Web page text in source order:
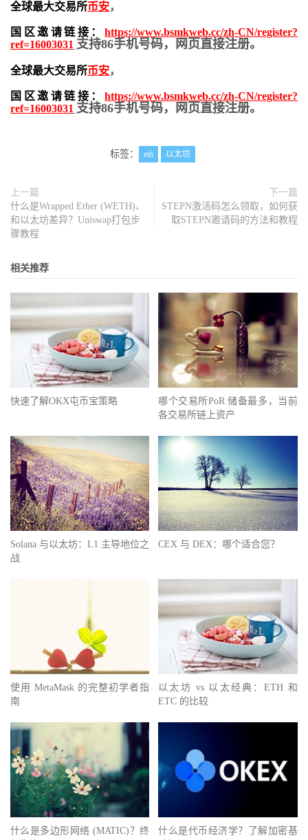
全球最大交易所币安，
国区邀请链接： https://www.bsmkweb.cc/zh-CN/register?
ref=16003031 支持86手机号码，网页直接注册。
全球最大交易所币安，
国区邀请链接： https://www.bsmkweb.cc/zh-CN/register?
ref=16003031 支持86手机号码，网页直接注册。
标签： eth 以太坊
上一篇
什么是Wrapped Ether (WETH)、
和以太坊差异？Uniswap打包步
骤教程
下一篇
STEPN激活码怎么领取，如何获
取STEPN邀请码的方法和教程
相关推荐
快速了解OKX屯币宝策略
哪个交易所PoR 储备最多，当前
各交易所链上资产
Solana 与以太坊：L1 主导地位之
战
CEX 与 DEX：哪个适合您？
使用 MetaMask 的完整初学者指
南
以太坊 vs 以太经典：ETH 和
ETC 的比较
什么是多边形网络 (MATIC)？终
什么是代币经济学？了解加密基